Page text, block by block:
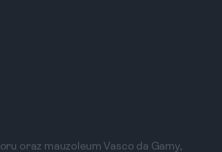
oraz mauzoleum Vasco da Gamy,